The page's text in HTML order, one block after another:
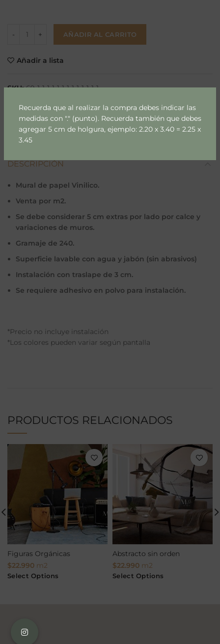
Recuerda que al realizar la compra debes indicar las
medidas con "." (punto). Recuerda también que debes
agregar 5 cm de holgura, ejemplo: 2.20 x 3.40 = 2.25 x
3.45
AÑADIR AL CARRITO
Añadir a lista
SKU:69-1-1-1-1-1-1-1-1-1-1-1-1-1
Categoría:
Loft en Berlín
Compartir
DESCRIPCIÓN
Mural de papel Vinilico.
Venta por m2.
Se debe considerar 5 cm extras por lado por calce y
variaciones de muros.
Gramaje de 240.
Superficie lavable con agua y jabón (sin abrasivos)
Instalación con traslape de 3 cm.
Se requiere adhesivo en polvo para instalación.
*Precio no incluye instalación
*Los colores pueden variar según pantalla
PRODUCTOS RELACIONADOS
Figuras Orgánicas
$22.990 m2
Select Options
Abstracto sin orden
$22.990 m2
Select Options